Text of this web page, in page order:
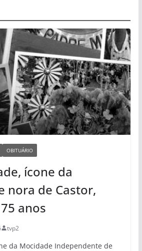
OBITUÁRIO
ícone da
nora de Castor,
anos
tvp2
da Mocidade Independente de